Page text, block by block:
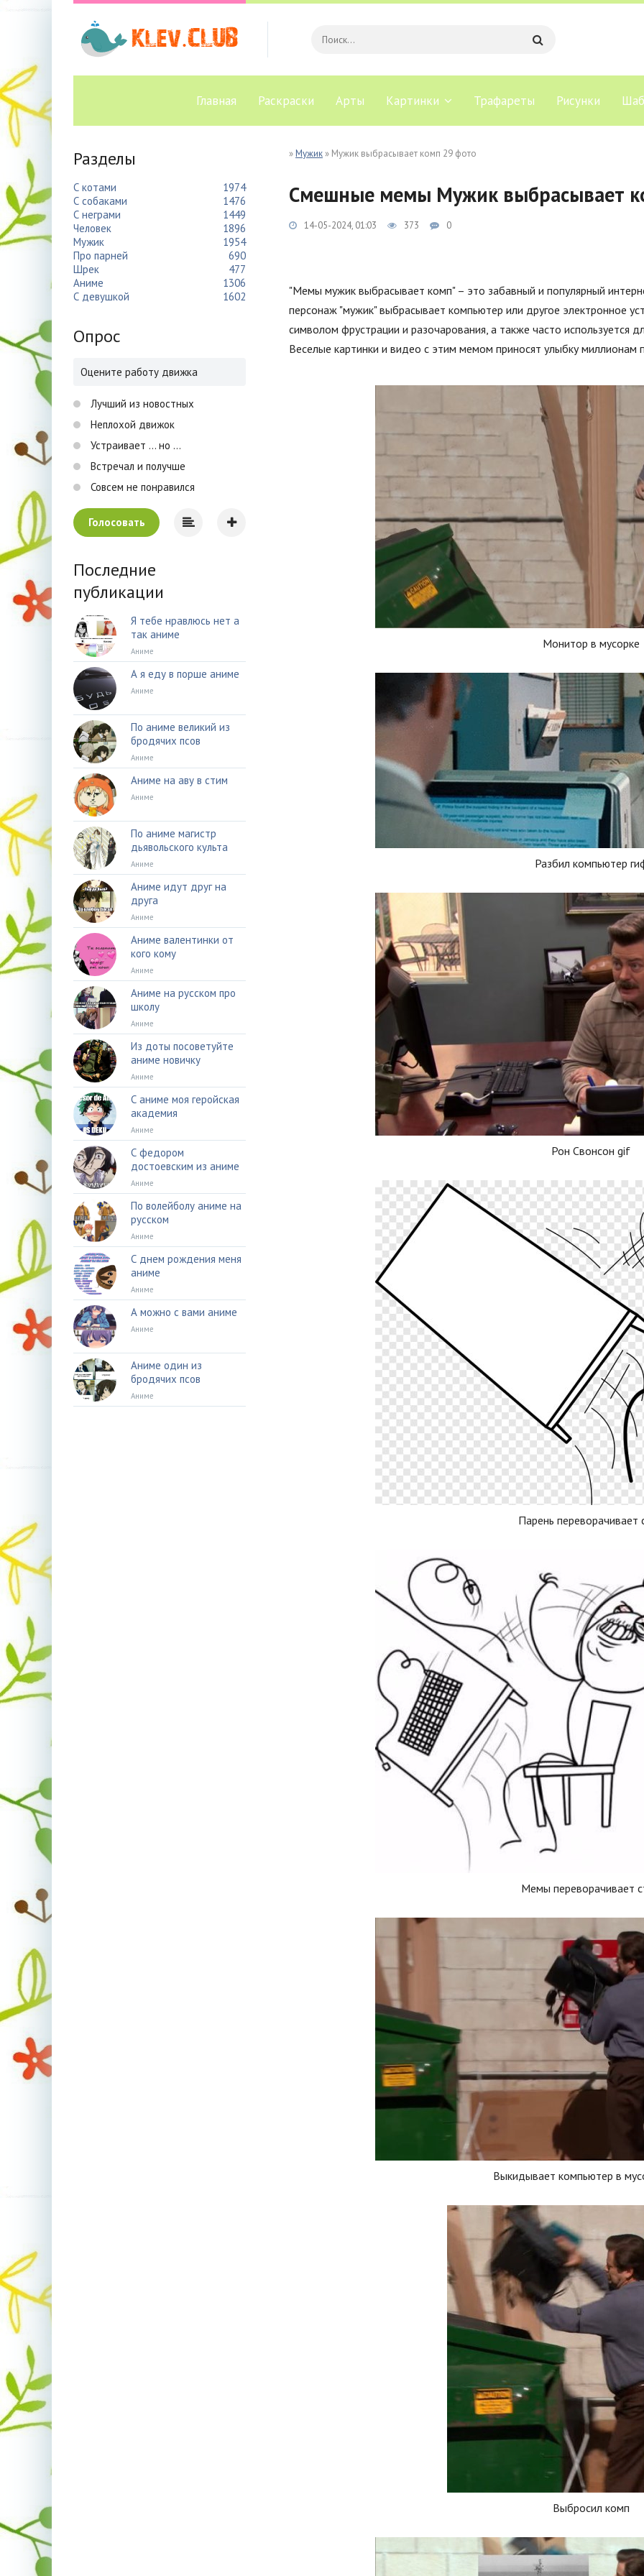
Главная Раскраски Арты Картинки Трафареты Рисунки
»Мужик » Мужик выбрасывает комп 29 фото
Смешные мемы Мужик выбрасывает
14-05-2024, 01:03 373 0
"Мемы мужик выбрасывает комп" – это забавный и популярный
персонаж "мужик" выбрасывает компьютер или другое электронное
символом фрустрации и разочарования, а также часто используется
Веселые картинки и видео с этим мемом приносят улыбку миллионам
Монитор в мусорке
Разбил компьютер
Рон Свонсон gif
Парень переворачивает
Мемы переворачивает
Выкидывает компьютер в
Выбросил комп
Разделы
С котами
1974
С собаками
1476
С неграми
1449
Человек
1896
Мужик
1954
Про парней
690
Шрек
477
Аниме
1306
С девушкой
1602
Опрос
Оцените работу движка
Лучший из новостных
Неплохой движок
Устраивает ... но ...
Встречал и получше
Совсем не понравился
Голосовать
Последние
публикации
Я тебе нравлюсь нет а
так аниме
Аниме
А я еду в порше аниме
Аниме
По аниме великий из
бродячих псов
Аниме
Аниме на аву в стим
Аниме
По аниме магистр
дьявольского культа
Аниме
Аниме идут друг на
друга
Аниме
Аниме валентинки от
кого кому
Аниме
Аниме на русском про
школу
Аниме
Из доты посоветуйте
аниме новичку
Аниме
С аниме моя геройская
академия
Аниме
С федором
достоевским из аниме
Аниме
По волейболу аниме на
русском
Аниме
С днем рождения меня
аниме
Аниме
А можно с вами аниме
Аниме
Аниме один из
бродячих псов
Аниме